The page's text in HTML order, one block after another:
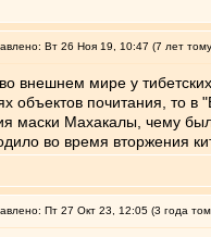
Вт 26 Ноя 19, 10:47 (7 лет
внешнем мире у
объектов почитания, то
маски Махакалы, чему
во время вторжения
Пт 27 Окт 23, 12:05 (3 года